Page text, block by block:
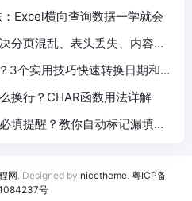
Excel横向查询数据一学就会
分页混乱、表头丢失、内容截
3个实用技巧快速转换日期和数
换行？CHAR函数用法详解
填提醒？教你自动标记漏填数
网. Designed by nicetheme. 粤ICP备
号